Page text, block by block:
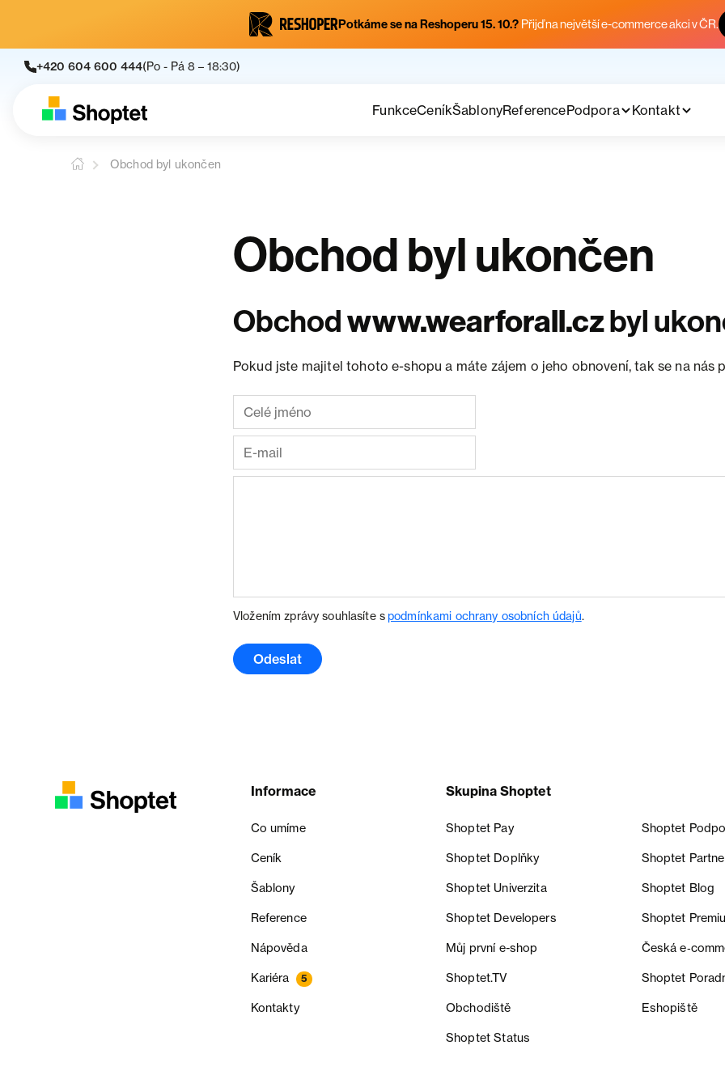
Potkáme se na Reshoperu 15. 10.? Přijď na největší e-commerce akci v ČR.
+420 604 600 444(Po - Pá 8 – 18:30)
FunkceCeníkŠablonyReferencePodpora Kontakt
Obchod byl ukončen
Obchod byl ukončen
Obchodwww.wearforall.czbyl
Pokud jste majitel tohoto e-shopu a máte zájem o jeho obnovení, tak se na nás
Vložením zprávy souhlasíte spodmínkami ochrany osobních údajů.
Odeslat
Informace
Co umíme
Ceník
Šablony
Reference
Nápověda
Kariéra 5
Kontakty
Skupina Shoptet
Shoptet Pay Shoptet
Shoptet Doplňky Shoptet
Shoptet Univerzita Shoptet Blog
Shoptet Developers Shoptet
Můj první e-shop Česká
Shoptet.TV Shoptet
Obchodiště Eshopiště
Shoptet Status